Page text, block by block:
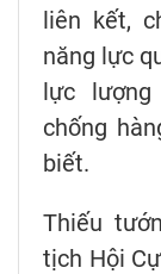
liên kết,
năng lực
lực
chống
biết.
Thiếu
tịch Hội